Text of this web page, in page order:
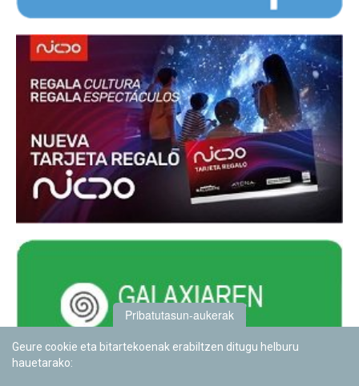
Pribatutasun-aukerak
Geure cookie eta bitartekoenak erabiltzen ditugu helburu
hauetarako: